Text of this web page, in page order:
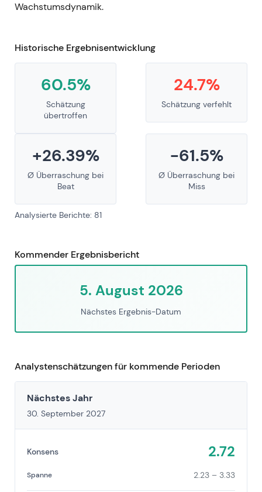
Wachstumsdynamik.
Historische Ergebnisentwicklung
60.5%
Schätzung
übertroffen
24.7%
Schätzung verfehlt
+26.39%
Ø Überraschung bei
Beat
-61.5%
Ø Überraschung bei
Miss
Analysierte Berichte: 81
Kommender Ergebnisbericht
5. August 2026
Nächstes Ergebnis-Datum
Analystenschätzungen für kommende Perioden
Nächstes Jahr
30. September 2027
Konsens 2.72
Spanne 2.23 – 3.33